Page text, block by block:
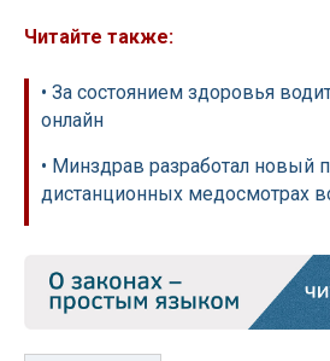
Читайте также:
• За состоянием здоровья
онлайн
• Минздрав разработал новый
дистанционных медосмотрах